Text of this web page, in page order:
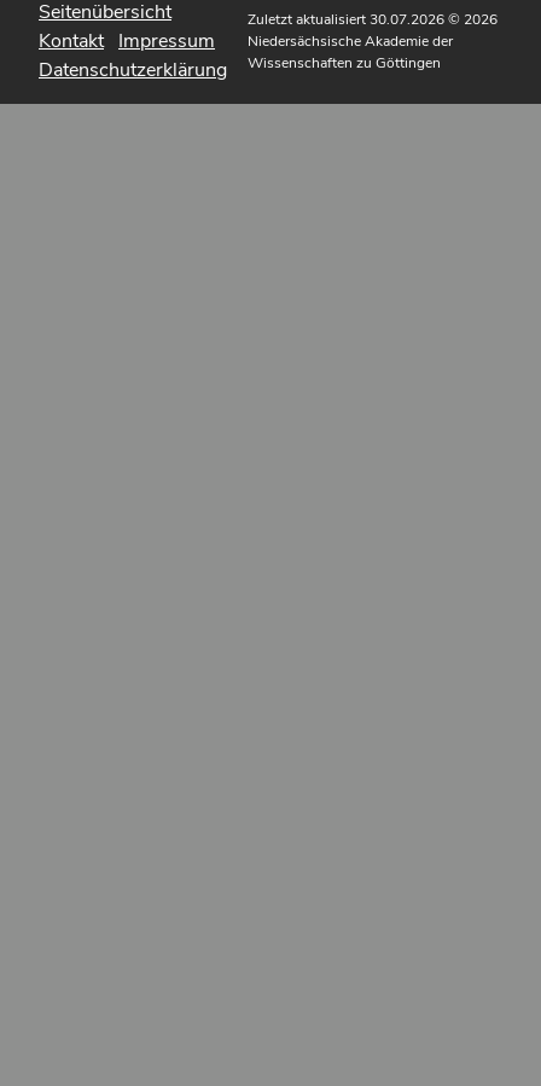
Seitenübersicht
Kontakt Impressum
Datenschutzerklärung
Zuletzt aktualisiert 30.07.2026© 2026
Niedersächsische Akademie der
Wissenschaften zu Göttingen